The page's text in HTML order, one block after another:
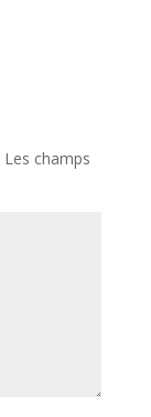
Les champs